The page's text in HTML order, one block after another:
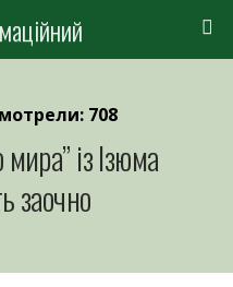
708
із Ізюма
заочно